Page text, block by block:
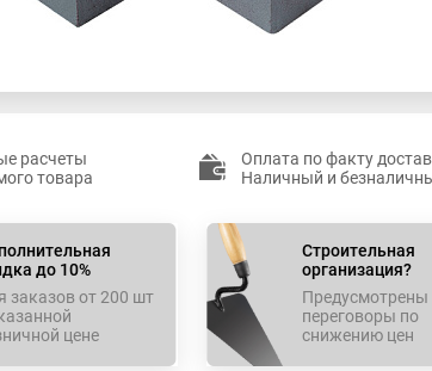
расчеты
товара
Оплата по факту
Наличный и
до 10%
заказов от 200 шт
цене
Строительная
организация?
Предусмотрены
переговоры по
снижению цен